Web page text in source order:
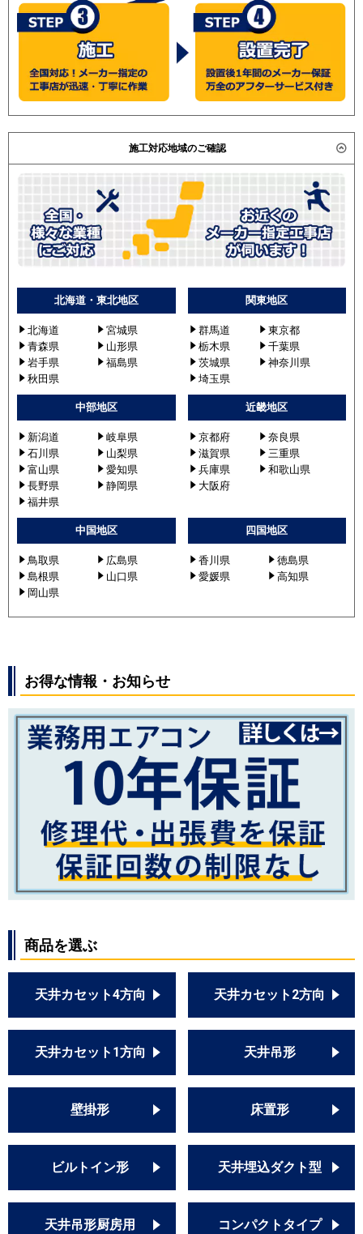
施工対応地域のご確認
北海道・東北地区
北海道
宮城県
青森県
山形県
岩手県
福島県
秋田県
関東地区
群馬道
東京都
栃木県
千葉県
茨城県
神奈川県
埼玉県
中部地区
新潟道
岐阜県
石川県
山梨県
富山県
愛知県
長野県
静岡県
福井県
近畿地区
京都府
奈良県
滋賀県
三重県
兵庫県
和歌山県
大阪府
中国地区
鳥取県
広島県
島根県
山口県
岡山県
四国地区
香川県
徳島県
愛媛県
高知県
お得な情報・お知らせ
商品を選ぶ
天井カセット4方向 天井カセット2方向
天井カセット1方向 天井吊形
壁掛形 床置形
ビルトイン形 天井埋込ダクト型
天井吊形厨房用 コンパクトタイプ